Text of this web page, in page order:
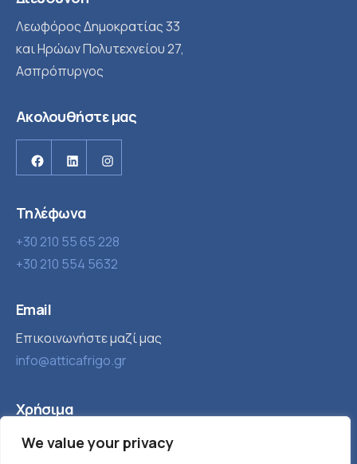
We value your privacy
Λεωφόρος Δημοκρατίας 33
και Ηρώων Πολυτεχνείου 27,
Ασπρόπυργος
Ακολουθήστε μας
FacebookLinkedinInstagram
Τηλέφωνα
+30 210 55 65 228
+30 210 554 5632
Email
Επικοινωνήστε μαζί μας
info@atticafrigo.gr
Χρήσιμα
Εταιρία